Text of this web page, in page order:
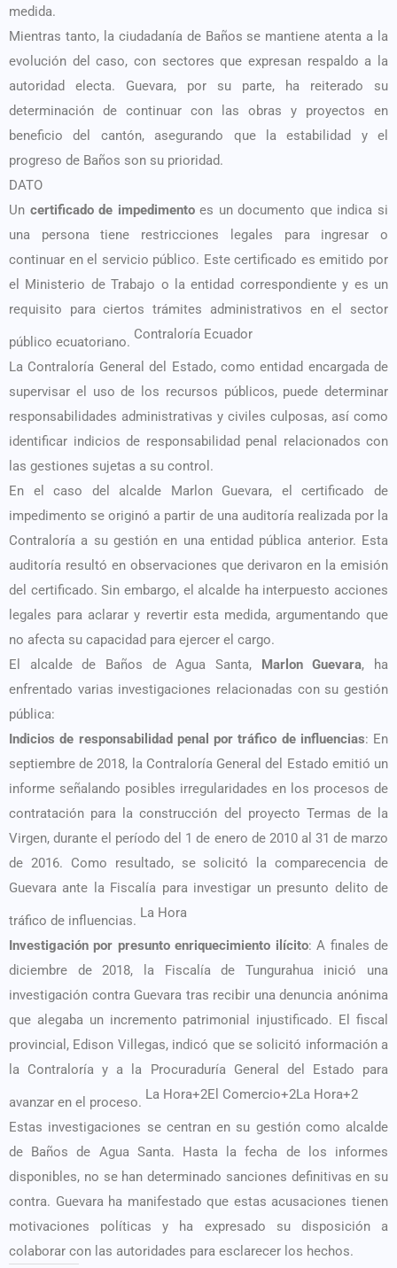
medida.
Mientras tanto, la ciudadanía de Baños se mantiene atenta a la
evolución del caso, con sectores que expresan respaldo a la
autoridad electa. Guevara, por su parte, ha reiterado su
determinación de continuar con las obras y proyectos en
beneficio del cantón, asegurando que la estabilidad y el
progreso de Baños son su prioridad.
DATO
Un certificado de impedimentoes un documento que indica si
una persona tiene restricciones legales para ingresar o
continuar en el servicio público. Este certificado es emitido por
el Ministerio de Trabajo o la entidad correspondiente y es un
requisito para ciertos trámites administrativos en el sector
público ecuatoriano. ​ Contraloría Ecuador
La Contraloría General del Estado, como entidad encargada de
supervisar el uso de los recursos públicos, puede determinar
responsabilidades administrativas y civiles culposas, así como
identificar indicios de responsabilidad penal relacionados con
las gestiones sujetas a su control.
En el caso del alcalde Marlon Guevara, el certificado de
impedimento se originó a partir de una auditoría realizada por la
Contraloría a su gestión en una entidad pública anterior. Esta
auditoría resultó en observaciones que derivaron en la emisión
del certificado. Sin embargo, el alcalde ha interpuesto acciones
legales para aclarar y revertir esta medida, argumentando que
no afecta su capacidad para ejercer el cargo.
​El alcalde de Baños de Agua Santa,
Marlon Guevara, ha
enfrentado varias investigaciones relacionadas con su gestión
pública:​
Indicios de responsabilidad penal por tráfico de influencias: En
septiembre de 2018, la Contraloría General del Estado emitió un
informe señalando posibles irregularidades en los procesos de
contratación para la construcción del proyecto Termas de la
Virgen, durante el período del 1 de enero de 2010 al 31 de marzo
de 2016. Como resultado, se solicitó la comparecencia de
Guevara ante la Fiscalía para investigar un presunto delito de
tráfico de influencias. La Hora
Investigación por presunto enriquecimiento ilícito: A finales de
diciembre de 2018, la Fiscalía de Tungurahua inició una
investigación contra Guevara tras recibir una denuncia anónima
que alegaba un incremento patrimonial injustificado. El fiscal
provincial, Edison Villegas, indicó que se solicitó información a
la Contraloría y a la Procuraduría General del Estado para
avanzar en el proceso. ​ La Hora+2El Comercio+2La Hora+2
Estas investigaciones se centran en su gestión como alcalde
de Baños de Agua Santa. Hasta la fecha de los informes
disponibles, no se han determinado sanciones definitivas en su
contra. Guevara ha manifestado que estas acusaciones tienen
motivaciones políticas y ha expresado su disposición a
colaborar con las autoridades para esclarecer los hechos.